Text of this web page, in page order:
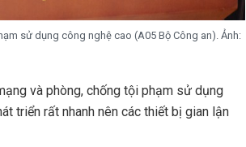
sử dụng công nghệ cao (A05 Bộ Công an). Ảnh:
và phòng, chống tội phạm sử dụng
triển rất nhanh nên các thiết bị gian lận